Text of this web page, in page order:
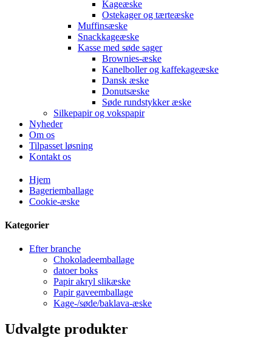
Kageæske
Ostekager og tærteæske
Muffinsæske
Snackkageæske
Kasse med søde sager
Brownies-æske
Kanelboller og kaffekageæske
Dansk æske
Donutsæske
Søde rundstykker æske
Silkepapir og vokspapir
Nyheder
Om os
Tilpasset løsning
Kontakt os
Hjem
Bageriemballage
Cookie-æske
Kategorier
Efter branche
Chokoladeemballage
datoer boks
Papir akryl slikæske
Papir gaveemballage
Kage-/søde/baklava-æske
Udvalgte produkter